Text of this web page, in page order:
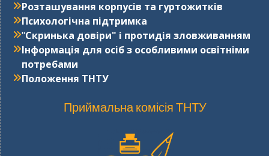
Розташування корпусів та гуртожитків
Психологічна підтримка
"Cкринька довіри" і протидія зловживанням
Інформація для осіб з особливими освітніми
потребами
Положення ТНТУ
Приймальна комісія ТНТУ